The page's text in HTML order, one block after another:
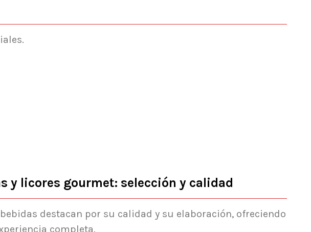
y licores gourmet: selección y calidad
destacan por su calidad y su elaboración, ofreciendo
completa.